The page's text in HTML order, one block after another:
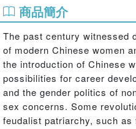
商品簡介
The past century witnessed
of modern Chinese women
the introduction of Chinese
possibilities for career
and the gender politics of
sex concerns. Some
feudalist patriarchy, such